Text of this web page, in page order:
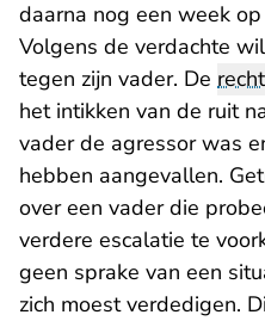
daarna nog een week
Volgens de verdachte
tegen zijn vader. De
het intikken van de ruit
vader de agressor was
hebben aangevallen.
over een vader die
verdere escalatie te
geen sprake van een
zich moest verdedigen.